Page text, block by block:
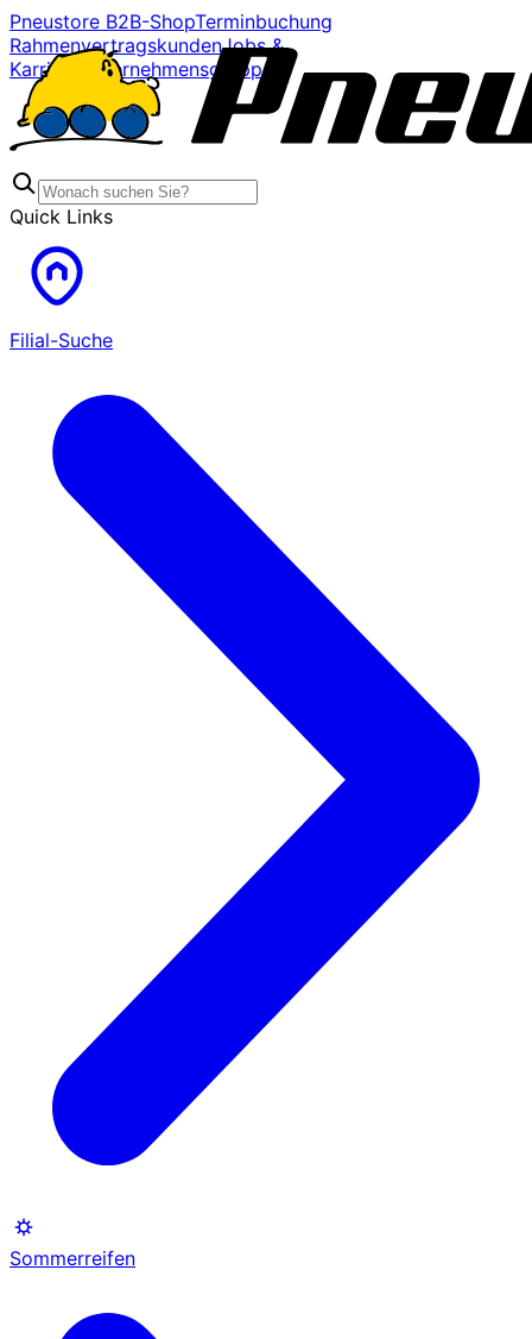
Pneustore B2B-ShopTerminbuchung
RahmenvertragskundenJobs &
Karriere
Unternehmensgruppe
Quick Links
Filial-Suche
Sommerreifen